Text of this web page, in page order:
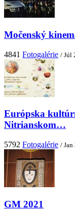
Močenský
4841 Fotogalérie / Júl
Európska
Nitrianskom…
5792 Fotogalérie / Jan
GM 2021